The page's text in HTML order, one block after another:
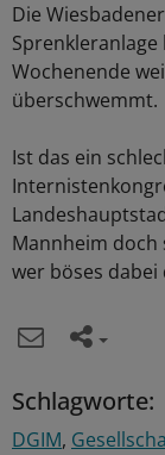
Die
Wochenende
überschwemmt.
Ist das ein
Mannheim doch
wer böses dabei
Schlagworte:
DGIM